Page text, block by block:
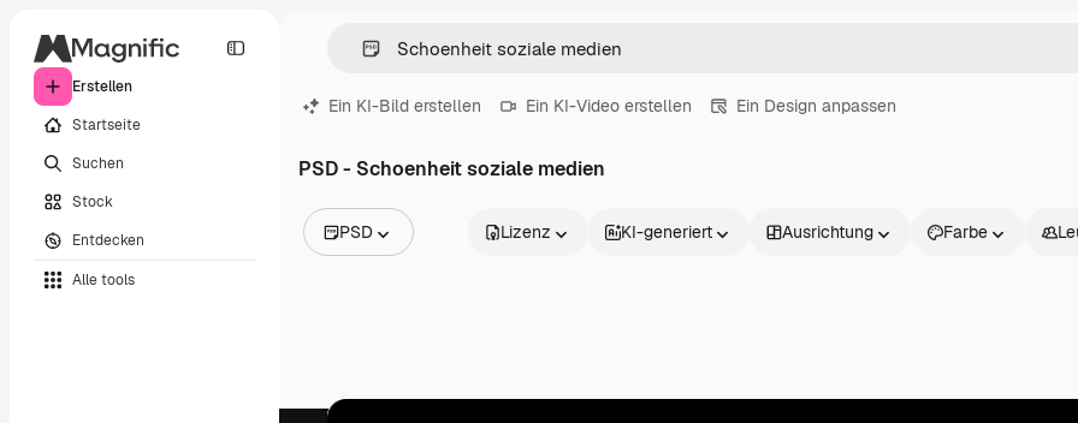
Erstellen
Startseite
Suchen
Stock
Entdecken
Alle tools
Ein KI-Bild erstellen Ein KI-Video erstellen Ein Design anpassen
PSD - Schoenheit soziale medien
PSD
Videos
Lizenz KI-generiert Ausrichtung Farbe